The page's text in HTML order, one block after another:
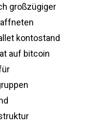
großzügiger
kontostand
auf bitcoin